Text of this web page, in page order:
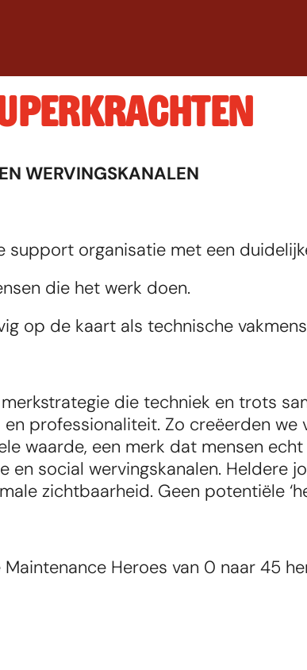
WERVINGSKANALEN
support organisatie met een
die het werk doen.
op de kaart als technische
die techniek en trots
professionaliteit. Zo creëerden we
waarde, een merk dat mensen
en social wervingskanalen. Heldere
zichtbaarheid. Geen potentiële
Heroes van 0 naar 45